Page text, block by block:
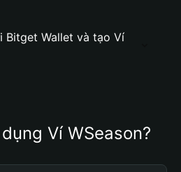
Bitget Wallet và tạo Ví
Ví WSeason?